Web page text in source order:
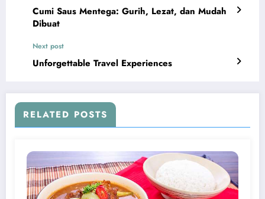
Cumi Saus Mentega: Gurih, Lezat, dan Mudah
Dibuat
Next post
Unforgettable Travel Experiences
RELATED POSTS